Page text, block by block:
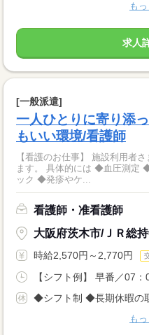
も
求人
[一般派遣]
一人ひとりに寄り添
もいい環境/看護師
【看護のお仕事】 施設利用者
ます。 具体的には ◆血圧測定 ◆お薬の管理や準備 ◆バイタルチェ
ック ◆発疹やケ...
看護師・准看護師
大阪府茨木市/ＪＲ総
時給2,570円～2,770円
【シフト例】 早番／07
◆シフト制 ◆長期休暇の
も